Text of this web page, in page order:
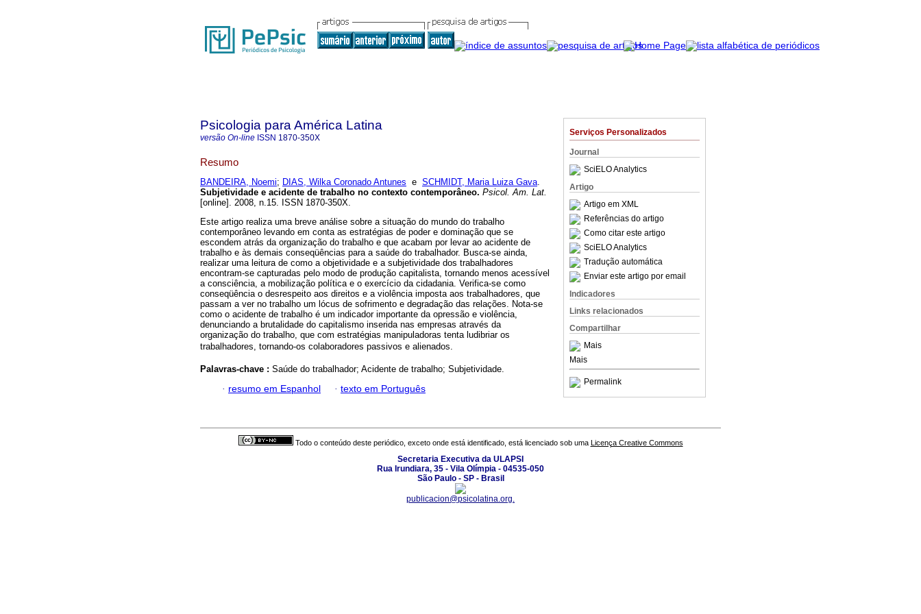
Serviços Personalizados
Journal
SciELO Analytics
Artigo
Artigo em XML
Referências do artigo
Como citar este artigo
SciELO Analytics
Tradução automática
Enviar este artigo por email
Indicadores
Links relacionados
Compartilhar
Mais
Mais
Permalink
Psicologia para América Latina
versão On-line ISSN 1870-350X
Resumo
BANDEIRA, Noemi; DIAS, Wilka Coronado Antunes e SCHMIDT, Maria Luiza Gava.
Subjetividade e acidente de trabalho no contexto contemporâneo. Psicol. Am. Lat.
[online]. 2008, n.15. ISSN 1870-350X.
Este artigo realiza uma breve análise sobre a situação do mundo do trabalho
contemporâneo levando em conta as estratégias de poder e dominação que se
escondem atrás da organização do trabalho e que acabam por levar ao acidente de
trabalho e às demais conseqüências para a saúde do trabalhador. Busca-se ainda,
realizar uma leitura de como a objetividade e a subjetividade dos trabalhadores
encontram-se capturadas pelo modo de produção capitalista, tornando menos acessível
a consciência, a mobilização política e o exercício da cidadania. Verifica-se como
conseqüência o desrespeito aos direitos e a violência imposta aos trabalhadores, que
passam a ver no trabalho um lócus de sofrimento e degradação das relações. Nota-se
como o acidente de trabalho é um indicador importante da opressão e violência,
denunciando a brutalidade do capitalismo inserida nas empresas através da
organização do trabalho, que com estratégias manipuladoras tenta ludibriar os
trabalhadores, tornando-os colaboradores passivos e alienados.
Palavras-chave : Saúde do trabalhador; Acidente de trabalho; Subjetividade.
· resumo em Espanhol · texto em Português
Todo o conteúdo deste periódico, exceto onde está identificado, está licenciado sob uma Licença Creative Commons
Secretaria Executiva da ULAPSI
Rua Irundiara, 35 - Vila Olímpia - 04535-050
São Paulo - SP - Brasil
publicacion@psicolatina.org.